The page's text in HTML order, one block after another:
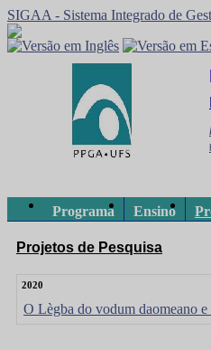
SIGAA - Sistema Integrado de
Programa Ensino
Projetos de Pesquisa
2020
O Lègba do vodum daomeano